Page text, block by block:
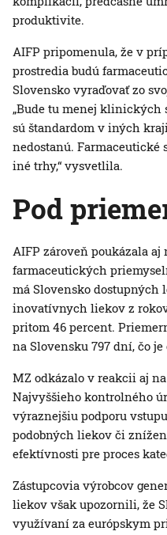
produktivite.
AIFP pripomenula, že v
prostredia budú
Slovensko vyraďovať zo
„Bude tu menej klinických
sú štandardom v iných
nedostanú.
iné trhy,“ vysvetlila.
Pod
AIFP zároveň poukázala
farmaceutických
má Slovensko dostupných
inovatívnych liekov z
pritom 46 percent.
na Slovensku 797 dní, čo
MZ odkázalo v reakcii aj
Najvyššieho kontrolného
výraznejšiu podporu
podobných liekov či
efektívnosti pre proces
Zástupcovia výrobcov
liekov však upozornili, že
využívaní za európskym